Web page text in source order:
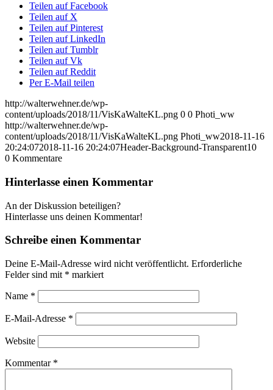
Teilen auf Facebook
Teilen auf X
Teilen auf Pinterest
Teilen auf LinkedIn
Teilen auf Tumblr
Teilen auf Vk
Teilen auf Reddit
Per E-Mail teilen
http://walterwehner.de/wp-
content/uploads/2018/11/VisKaWalteKL.png 0 0 Photi_ww
http://walterwehner.de/wp-
content/uploads/2018/11/VisKaWalteKL.png Photi_ww2018-11-16
20:24:072018-11-16 20:24:07Header-Background-Transparent10
0 Kommentare
Hinterlasse einen Kommentar
An der Diskussion beteiligen?
Hinterlasse uns deinen Kommentar!
Schreibe einen Kommentar
Deine E-Mail-Adresse wird nicht veröffentlicht. Erforderliche
Felder sind mit * markiert
Name *
E-Mail-Adresse *
Website
Kommentar *